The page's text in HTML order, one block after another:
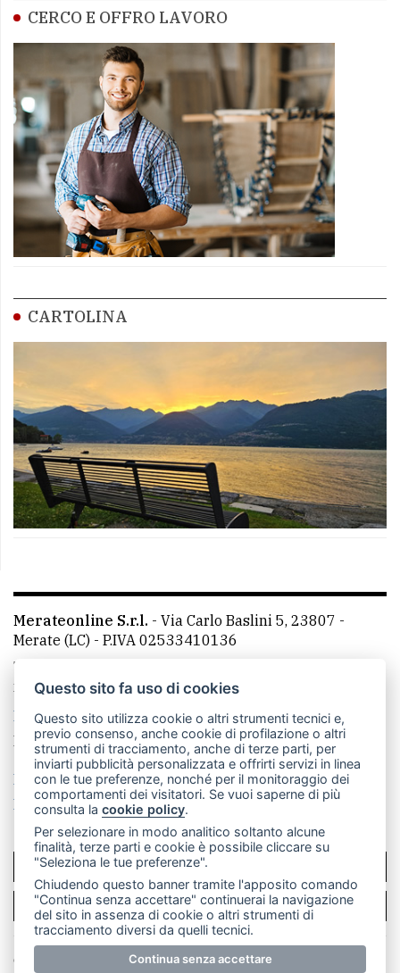
CERCO E OFFRO LAVORO
CARTOLINA
Merateonline S.r.l. - Via Carlo Baslini 5, 23807 -
Merate (LC) - P.IVA 02533410136
Telefono:
mail: redazione@leccoonline.com
La redazione
MerateOnline CasateOnline
RSS
Made by VIP
Privacy policy
Cookie policy
Rivedi le tue scelte sui cookie
SCRIVICI
PER LA TUA PUBBLICITÀ
© Copyright Merateonline S.r.l. - Tutti i diritti riservati.
Questo sito fa uso di cookies
Questo sito utilizza cookie o altri strumenti tecnici e,
previo consenso, anche cookie di profilazione o altri
strumenti di tracciamento, anche di terze parti, per
inviarti pubblicità personalizzata e offrirti servizi in linea
con le tue preferenze, nonché per il monitoraggio dei
comportamenti dei visitatori. Se vuoi saperne di più
consulta lacookie policy.
Per selezionare in modo analitico soltanto alcune
finalità, terze parti e cookie è possibile cliccare su
"Seleziona le tue preferenze".
Chiudendo questo banner tramite l'apposito comando
"Continua senza accettare" continuerai la navigazione
del sito in assenza di cookie o altri strumenti di
tracciamento diversi da quelli tecnici.
Continua senza accettare